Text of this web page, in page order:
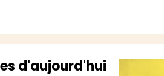
d'aujourd'hui